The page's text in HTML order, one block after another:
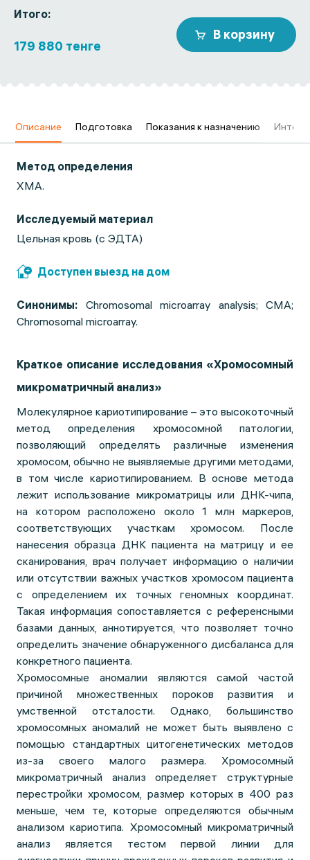
Итого:
179 880 тенге
В корзину
Описание Подготовка Показания к назначению
Метод определения
ХМА.
Исследуемый материал
Цельная кровь (с ЭДТА)
Доступен выезд на дом
Синонимы: Chromosomal microarray analysis; CMA;
Chromosomal microarray.
Краткое описание исследования «Хромосомный
микроматричный анализ»
Молекулярное кариотипирование – это высокоточный
метод определения хромосомной патологии,
позволяющий определять различные изменения
хромосом, обычно не выявляемые другими методами,
в том числе кариотипированием. В основе метода
лежит использование микроматрицы или ДНК-чипа,
на котором расположено около 1 млн маркеров,
соответствующих участкам хромосом. После
нанесения образца ДНК пациента на матрицу и ее
сканирования, врач получает информацию о наличии
или отсутствии важных участков хромосом пациента
с определением их точных геномных координат.
Такая информация сопоставляется с референсными
базами данных, аннотируется, что позволяет точно
определить значение обнаруженного дисбаланса для
конкретного пациента.
Хромосомные аномалии являются самой частой
причиной множественных пороков развития и
умственной отсталости. Однако, большинство
хромосомных аномалий не может быть выявлено с
помощью стандартных цитогенетических методов
из-за своего малого размера. Хромосомный
микроматричный анализ определяет структурные
перестройки хромосом, размер которых в 400 раз
меньше, чем те, которые определяются обычным
анализом кариотипа. Хромосомный микроматричный
анализ является тестом первой линии для